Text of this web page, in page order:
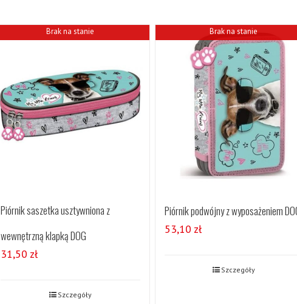
Brak na stanie
Piórnik saszetka usztywniona z
wewnętrzną klapką DOG
31,50 zł
Szczegóły
Brak na stanie
Piórnik podwójny z wyposażeniem
53,10 zł
Szczegóły